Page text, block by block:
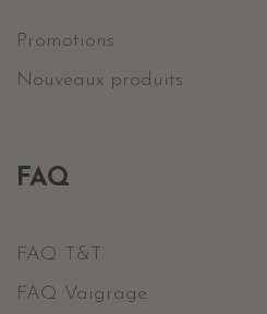
Promotions
Nouveaux produits
FAQ
FAQ T&T
FAQ Vaigrage